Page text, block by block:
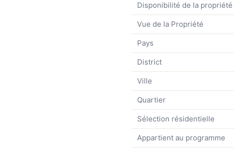
Disponibilité de la propriété
Vue de la Propriété
Pays
District
Ville
Quartier
Sélection résidentielle
Appartient au programme